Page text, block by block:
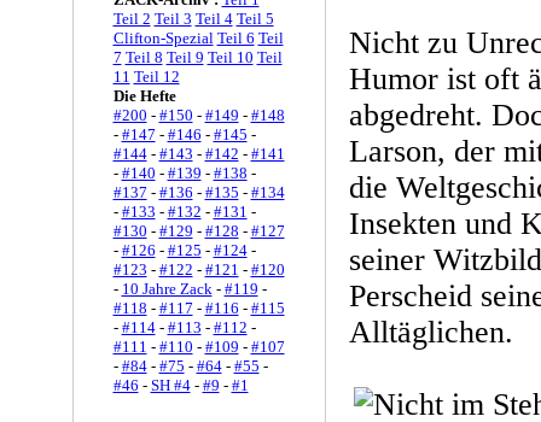
Teil 2 Teil 3 Teil 4 Teil 5
Clifton-Spezial Teil 6 Teil
7 Teil 8 Teil 9 Teil 10 Teil
11 Teil 12
Die Hefte
#200 - #150 - #149 - #148
- #147 - #146 - #145 -
#144- #143 - #142 - #141
- #140 - #139 - #138 -
#137 - #136 - #135 - #134
- #133 - #132 - #131 -
#130 - #129 - #128 - #127
- #126 - #125 - #124-
#123 - #122 - #121 - #120
- 10 Jahre Zack- #119 -
#118 - #117 - #116 - #115
- #114- #113 - #112 -
#111 - #110 - #109 - #107
- #84- #75 - #64- #55 -
#46 - SH #4- #9 - #1
Nicht zu
Humor ist oft
abgedreht.
Larson, der
die
Insekten und
seiner
Perscheid
Alltäglichen.